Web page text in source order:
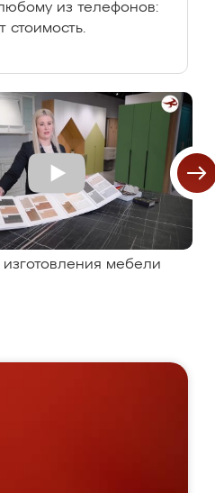
из телефонов:
стоимость.
мебели